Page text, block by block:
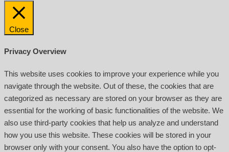
Close
Privacy Overview
This website uses cookies to improve your experience while you
navigate through the website. Out of these, the cookies that are
categorized as necessary are stored on your browser as they are
essential for the working of basic functionalities of the website. We
also use third-party cookies that help us analyze and understand
how you use this website. These cookies will be stored in your
browser only with your consent. You also have the option to opt-